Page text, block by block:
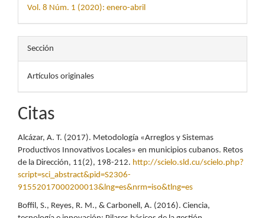
Vol. 8 Núm. 1 (2020): enero-abril
Sección
Artículos originales
Citas
Alcázar, A. T. (2017). Metodología «Arreglos y Sistemas
Productivos Innovativos Locales» en municipios cubanos. Retos
de la Dirección, 11(2), 198-212. http://scielo.sld.cu/scielo.php?
script=sci_abstract&pid=S2306-
91552017000200013&lng=es&nrm=iso&tlng=es
Boffil, S., Reyes, R. M., & Carbonell, A. (2016). Ciencia,